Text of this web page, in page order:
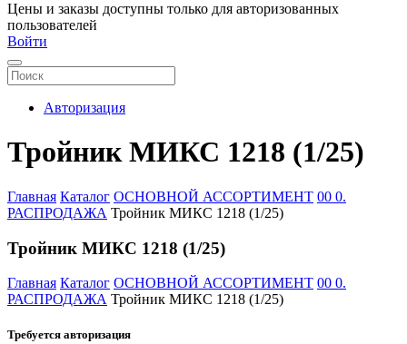
Цены и заказы доступны только для авторизованных
пользователей
Войти
Авторизация
Тройник МИКС 1218 (1/25)
Главная Каталог ОСНОВНОЙ АССОРТИМЕНТ 00 0.
РАСПРОДАЖА Тройник МИКС 1218 (1/25)
Тройник МИКС 1218 (1/25)
Главная Каталог ОСНОВНОЙ АССОРТИМЕНТ 00 0.
РАСПРОДАЖА Тройник МИКС 1218 (1/25)
Требуется авторизация